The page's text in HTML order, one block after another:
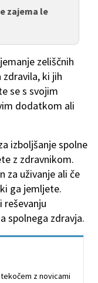
zajema le
zeliščnih
ki jih
se s svojim
dodatkom ali
izboljšanje spolne
z zdravnikom.
za uživanje ali če
ga jemljete.
reševanju
spolnega zdravja.
z novicami